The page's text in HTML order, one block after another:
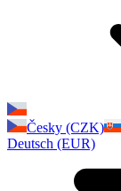
Česky (CZK)
Deutsch (EUR)